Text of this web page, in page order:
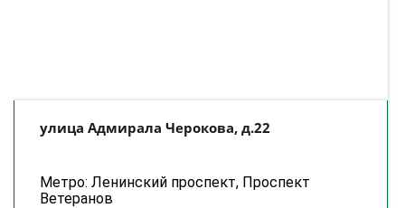
улица Адмирала Черокова, д.22
Метро: Ленинский проспект, Проспект
Ветеранов